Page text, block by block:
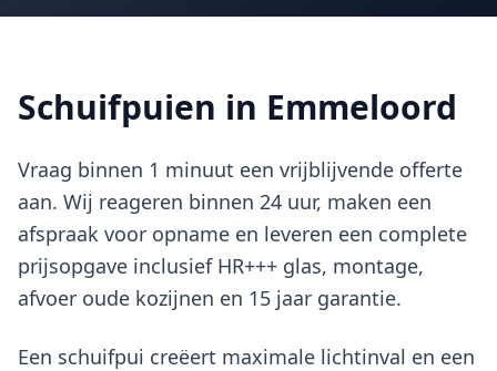
Schuifpuien in Emmeloord
Vraag binnen 1 minuut een vrijblijvende offerte
aan. Wij reageren binnen 24 uur, maken een
afspraak voor opname en leveren een complete
prijsopgave inclusief HR+++ glas, montage,
afvoer oude kozijnen en 15 jaar garantie.
Een schuifpui creëert maximale lichtinval en een